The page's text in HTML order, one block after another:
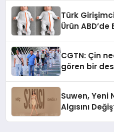
Türk
Ürün
CGTN: Çin
gören bir
Suwen, Yeni
Algısını